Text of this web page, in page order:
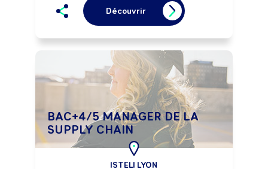
Découvrir
BAC+4/5 MANAGER DE LA
SUPPLY CHAIN
ISTELI LYON